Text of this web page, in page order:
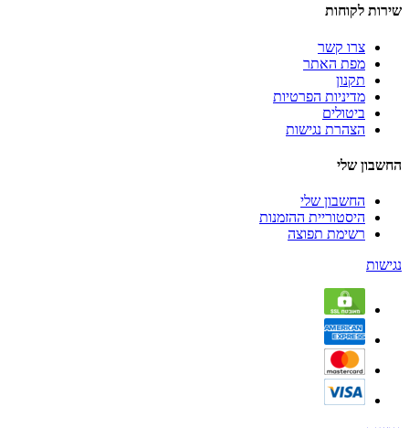
שירות לקוחות
צרו קשר
מפת האתר
תקנון
מדיניות הפרטיות
ביטולים
הצהרת נגישות
החשבון שלי
החשבון שלי
היסטוריית ההזמנות
רשימת תפוצה
נגישות